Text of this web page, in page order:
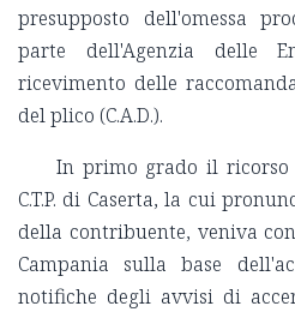
presupposto dell'omessa
parte dell'Agenzia delle
ricevimento delle
del plico (C.A.D.).
In primo grado il ricorso
C.T.P. di Caserta, la cui
della contribuente, veniva
Campania sulla base
notifiche degli avvisi di